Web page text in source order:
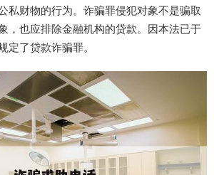
私财物的行为。诈骗罪侵犯对象不是骗取
，也应排除金融机构的贷款。因本法已于
定了贷款诈骗罪。